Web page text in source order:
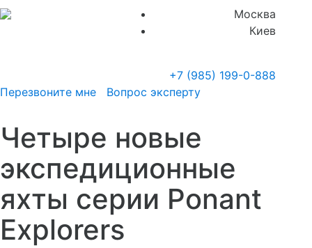
Москва
Киев
+7 (985) 199-0-888
Перезвоните мне
Вопрос эксперту
Четыре новые
экспедиционные
яхты серии Ponant
Explorers